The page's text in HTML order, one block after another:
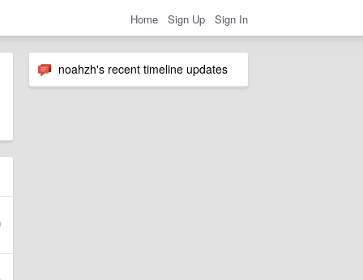
Home Sign Up Sign In
noahzh's recent timeline updates